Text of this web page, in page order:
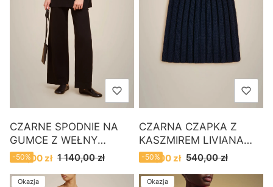
CZARNE SPODNIE NA
GUMCE Z WEŁNY
POLAROWEJ LIVIANA
CONTI
Cena promocyjna
570,00 zł 1 140,00 zł
-50%
CZARNA CZAPKA Z
KASZMIREM LIVIANA
CONTI
Cena promocyjna
270,00 zł 540,00 zł
-50%
Okazja Okazja